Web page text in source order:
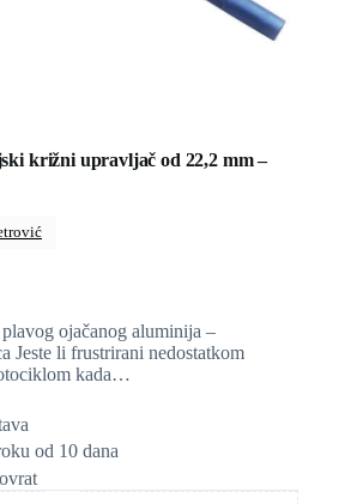
križni upravljač od 22,2 mm –
ojačanog aluminija –
Jeste li frustrirani nedostatkom
kada…
od 10 dana